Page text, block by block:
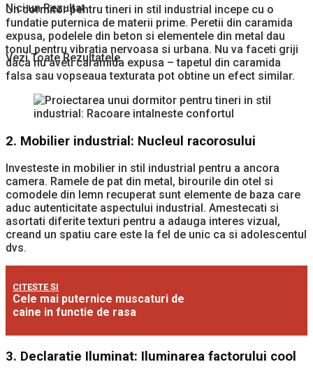
Nici un Rezultat
Vezi Toate Rezultatele
Un dormitor pentru tineri in stil industrial incepe cu o
fundatie puternica de materii prime. Peretii din caramida
expusa, podelele din beton si elementele din metal dau
tonul pentru vibratia nervoasa si urbana. Nu va faceti griji
daca nu aveti caramida expusa – tapetul din caramida
falsa sau vopseaua texturata pot obtine un efect similar.
2. Mobilier industrial: Nucleul racorosului
Investeste in mobilier in stil industrial pentru a ancora
camera. Ramele de pat din metal, birourile din otel si
comodele din lemn recuperat sunt elemente de baza care
aduc autenticitate aspectului industrial. Amestecati si
asortati diferite texturi pentru a adauga interes vizual,
creand un spatiu care este la fel de unic ca si adolescentul
dvs.
CITEȘTE ȘI
Cele mai puternice muscaturi de
caine in functie de rasa
3. Declaratie Iluminat: Iluminarea factorului cool